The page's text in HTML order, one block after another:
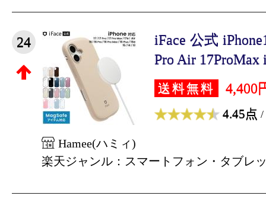
24
iFace 公式
Pro Air 17ProMax
送料無料 4,400
4.45点 /
Hamee(ハミィ)
楽天ジャンル：スマートフォン・タブレ